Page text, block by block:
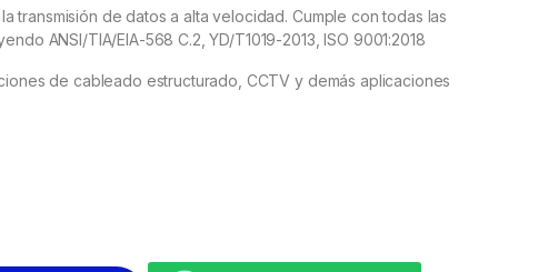
transmisión de datos a alta velocidad. Cumple con todas las
ANSI/TIA/EIA-568 C.2, YD/T1019-2013, ISO 9001:2018
de cableado estructurado, CCTV y demás aplicaciones